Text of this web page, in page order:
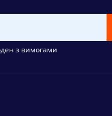
з вимогами